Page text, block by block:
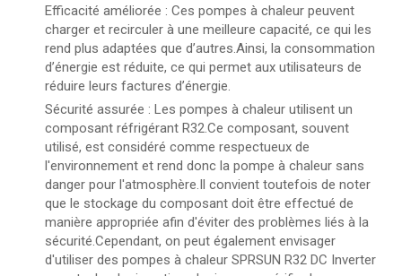
Efficacité améliorée : Ces pompes à chaleur peuvent
charger et recirculer à une meilleure capacité, ce qui les
rend plus adaptées que d’autres.Ainsi, la consommation
d’énergie est réduite, ce qui permet aux utilisateurs de
réduire leurs factures d’énergie.
Sécurité assurée : Les pompes à chaleur utilisent un
composant réfrigérant R32.Ce composant, souvent
utilisé, est considéré comme respectueux de
l'environnement et rend donc la pompe à chaleur sans
danger pour l'atmosphère.Il convient toutefois de noter
que le stockage du composant doit être effectué de
manière appropriée afin d'éviter des problèmes liés à la
sécurité.Cependant, on peut également envisager
d'utiliser des pompes à chaleur SPRSUN R32 DC Inverter